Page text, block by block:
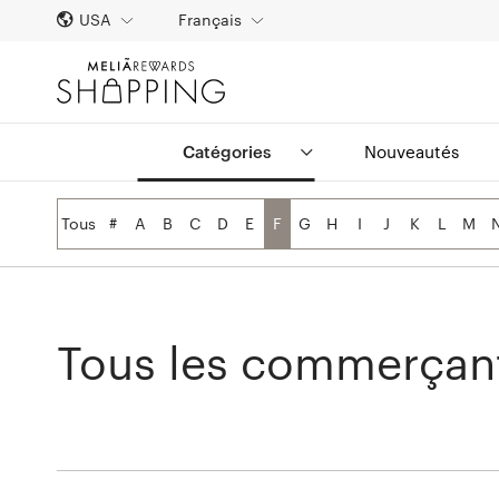
USA Français
Catégories Nouveautés
Tous # A B C D E F G H I J K L M
Tous les